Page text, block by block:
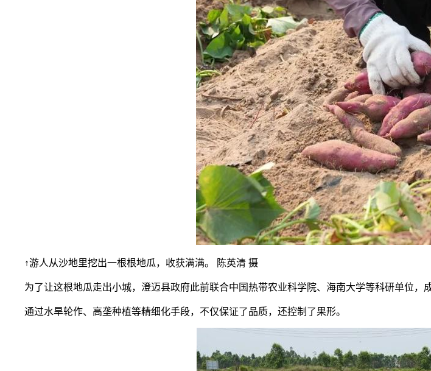
↑游人从沙地里挖出一根根地瓜，收获满满。 陈英清 摄
为了让这根地瓜走出小城，澄迈县政府此前联合中国热带农业科学院、 海南大学等科研单位，
通过水旱轮作、高垄种植等精细化手段，不仅保证了品质，还控制了果形。